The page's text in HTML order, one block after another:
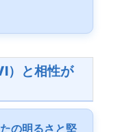
）と相性が
の明るさと堅